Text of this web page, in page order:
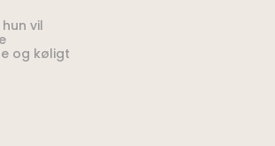
vil
og køligt